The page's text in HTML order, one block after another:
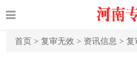
首页 > 复审无效 > 资讯信息 > 复